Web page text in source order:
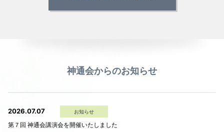
神通会からのお知らせ
2026.07.07 お知らせ
第７回 神通会講演会を開催いたしました